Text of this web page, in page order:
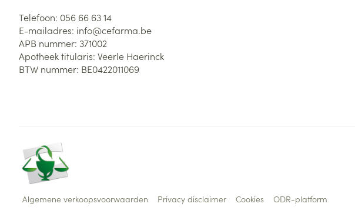
Telefoon: 056 66 63 14
E-mailadres: info@cefarma.be
APB nummer: 371002
Apotheek titularis: Veerle Haerinck
BTW nummer: BE0422011069
Algemene verkoopsvoorwaarden Privacy disclaimer Cookies ODR-platform